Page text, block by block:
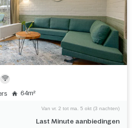
64m²
Last Minute aanbiedingen
Van vr. 2 tot ma. 5 okt (3 nachten)